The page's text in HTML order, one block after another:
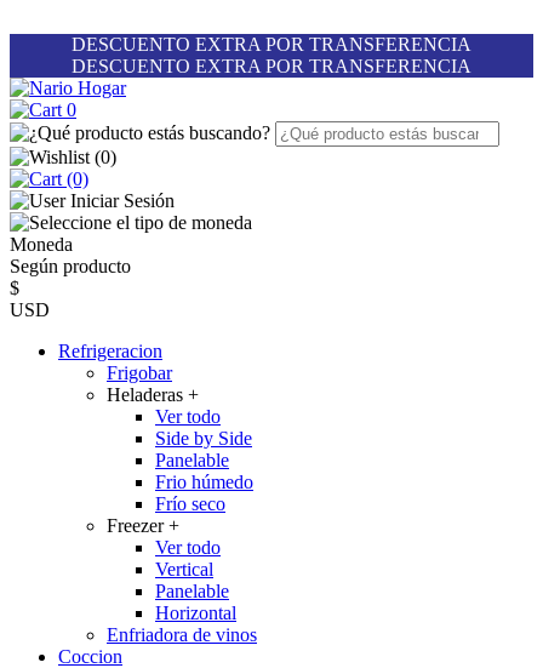
DESCUENTO EXTRA POR TRANSFERENCIA
DESCUENTO EXTRA POR TRANSFERENCIA
0
(0)
(0)
Iniciar Sesión
Moneda
Según producto
$
USD
Refrigeracion
Frigobar
Heladeras +
Ver todo
Side by Side
Panelable
Frio húmedo
Frío seco
Freezer+
Ver todo
Vertical
Panelable
Horizontal
Enfriadora de vinos
Coccion